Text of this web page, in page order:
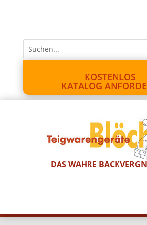
KOSTENLOS
KATALOG
DAS WAHRE